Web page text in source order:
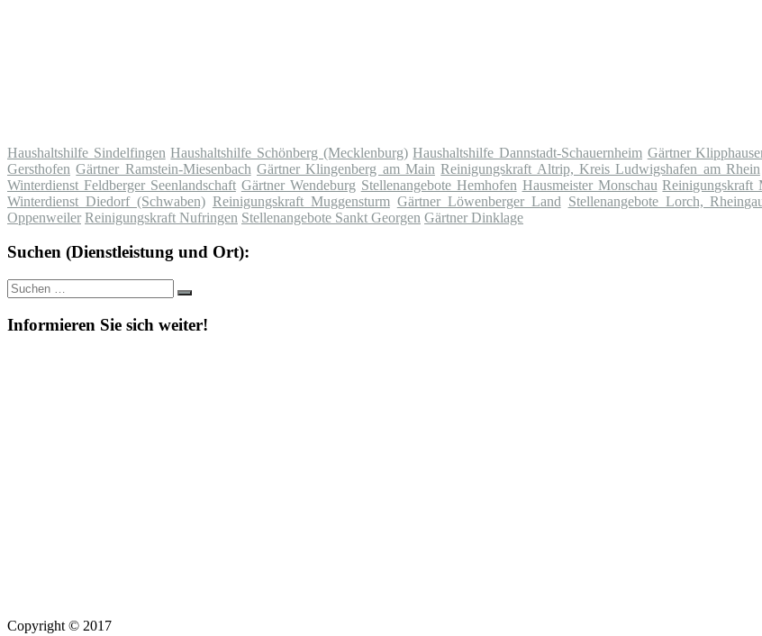
Haushaltshilfe Sindelfingen Haushaltshilfe Schönberg (Mecklenburg) Haushaltshilfe Dannstadt-Schauernheim Gärtner
Gersthofen Gärtner Ramstein-Miesenbach Gärtner Klingenberg am Main Reinigungskraft Altrip, Kreis Ludwigshafen am Rhein
Winterdienst Feldberger Seenlandschaft Gärtner Wendeburg Stellenangebote Hemhofen Hausmeister Monschau Reinigungskraft
Winterdienst Diedorf (Schwaben) Reinigungskraft Muggensturm Gärtner Löwenberger Land Stellenangebote Lorch,
Oppenweiler Reinigungskraft Nufringen Stellenangebote Sankt Georgen Gärtner Dinklage
Suchen (Dienstleistung und Ort):
Suche
nach:
Suchen
Informieren Sie sich weiter!
Copyright © 2017